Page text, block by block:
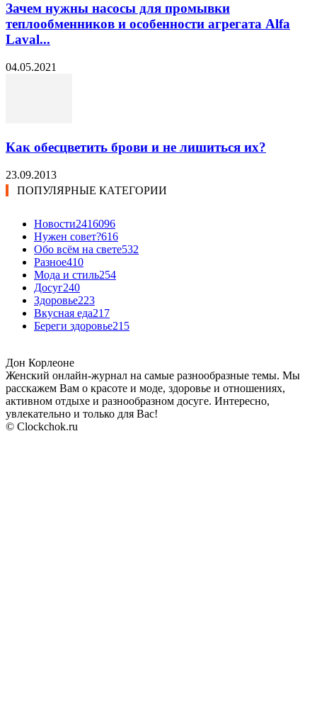
Зачем нужны насосы для промывки
теплообменников и особенности агрегата Alfa
Laval...
04.05.2021
Как обесцветить брови и не лишиться их?
23.09.2013
ПОПУЛЯРНЫЕ КАТЕГОРИИ
Новости2416096
Нужен совет?616
Обо всём на свете532
Разное410
Мода и стиль254
Досуг240
Здоровье223
Вкусная еда217
Береги здоровье215
Дон Корлеоне
Женский онлайн-журнал на самые разнообразные темы. Мы
расскажем Вам о красоте и моде, здоровье и отношениях,
активном отдыхе и разнообразном досуге. Интересно,
увлекательно и только для Вас!
© Clockchok.ru